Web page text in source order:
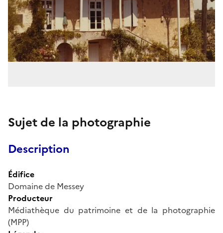
Sujet de la photographie
Description
Édifice
Domaine de Messey
Producteur
Médiathèque du patrimoine et de la photographie
(MPP)